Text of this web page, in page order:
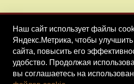
МЕНЮ
КАТАЛОГ ТОВАРОВ
КОНТАКТЫ
Наш сайт использует файлы
Яндекс.Метрика, чтобы
сайта, повысить его
удобство. Продолжая
вы соглашаетесь на